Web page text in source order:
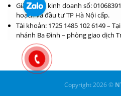
Giấy phép kinh doanh số:
hoạch và đầu tư TP Hà Nội cấp.
Tài khoản: 1725 1485 102 6149 –
nhánh Ba Đình – phòng giao dịch
Copyright 2026 ©